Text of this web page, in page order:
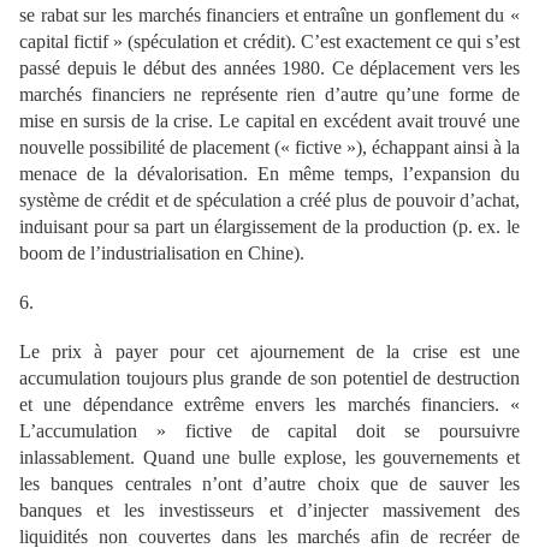
se rabat sur les marchés financiers et entraîne un gonflement du «
capital fictif » (spéculation et crédit). C’est exactement ce qui s’est
passé depuis le début des années 1980. Ce déplacement vers les
marchés financiers ne représente rien d’autre qu’une forme de
mise en sursis de la crise. Le capital en excédent avait trouvé une
nouvelle possibilité de placement (« fictive »), échappant ainsi à la
menace de la dévalorisation. En même temps, l’expansion du
système de crédit et de spéculation a créé plus de pouvoir d’achat,
induisant pour sa part un élargissement de la production (p. ex. le
boom de l’industrialisation en Chine).
6.
Le prix à payer pour cet ajournement de la crise est une
accumulation toujours plus grande de son potentiel de destruction
et une dépendance extrême envers les marchés financiers. «
L’accumulation » fictive de capital doit se poursuivre
inlassablement. Quand une bulle explose, les gouvernements et
les banques centrales n’ont d’autre choix que de sauver les
banques et les investisseurs et d’injecter massivement des
liquidités non couvertes dans les marchés afin de recréer de